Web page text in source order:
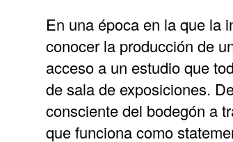
En una época en la que la
conocer la producción de
acceso a un estudio que
de sala de exposiciones.
consciente del bodegón a
que funciona como